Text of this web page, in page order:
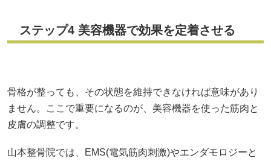
ステップ4 美容機器で効果を定着させる
骨格が整っても、その状態を維持できなければ意味があり
ません。ここで重要になるのが、美容機器を使った筋肉と
皮膚の調整です。
山本整骨院では、EMS(電気筋肉刺激)やエンダモロジーと